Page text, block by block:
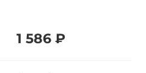
1 586 ₽